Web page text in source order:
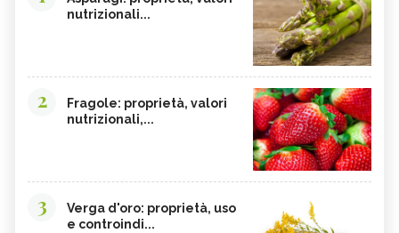
nutrizionali...
2
Fragole: proprietà, valori
nutrizionali,...
3
Verga d'oro: proprietà, uso
e controindi...